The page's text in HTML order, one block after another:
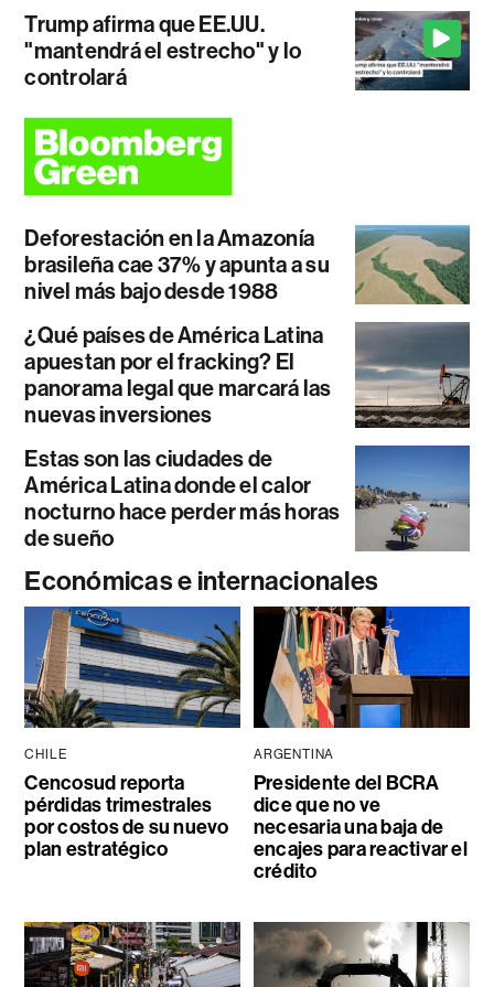
Trump afirma que EE.UU.
"mantendrá el estrecho" y lo
controlará
Deforestación en la Amazonía
brasileña cae 37% y apunta a su
nivel más bajo desde 1988
¿Qué países de América Latina
apuestan por el fracking? El
panorama legal que marcará las
nuevas inversiones
Estas son las ciudades de
América Latina donde el calor
nocturno hace perder más horas
de sueño
Económicas e internacionales
CHILE
Cencosud reporta
pérdidas trimestrales
por costos de su nuevo
plan estratégico
ARGENTINA
Presidente del BCRA
dice que no ve
necesaria una baja de
encajes para reactivar el
crédito